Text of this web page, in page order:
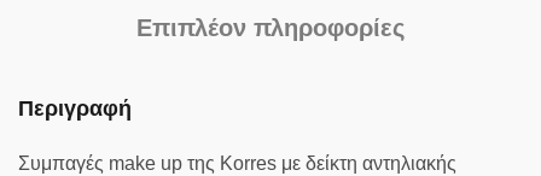
Επιπλέον πληροφορίες
Περιγραφή
Συμπαγές make up της Korres με δείκτη αντηλιακής